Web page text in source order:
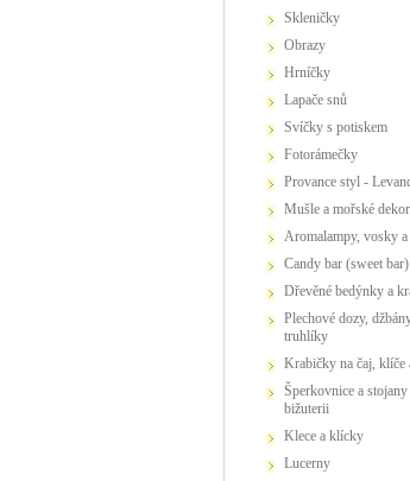
Skleničky
Obrazy
Hrníčky
Lapače snů
Svíčky s potiskem
Fotorámečky
Provance styl -
Mušle a mořské
Aromalampy, vosky
Candy bar (sweet bar)
Dřevěné bedýnky a
Plechové dozy, džbány a
truhlíky
Krabičky na čaj,
Šperkovnice a stojany na
bižuterii
Klece a klícky
Lucerny